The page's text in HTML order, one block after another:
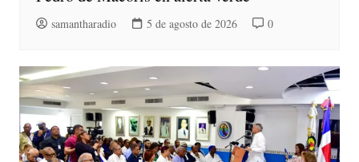
samantharadio 5 de agosto de 2026 0